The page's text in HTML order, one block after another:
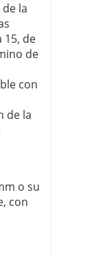
la
15, de
de
con
de la
o su
con